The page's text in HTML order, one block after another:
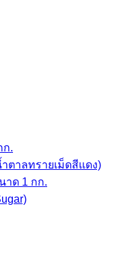
ก.
ตาลทรายเม็ดสีแดง)
าด 1 กก.